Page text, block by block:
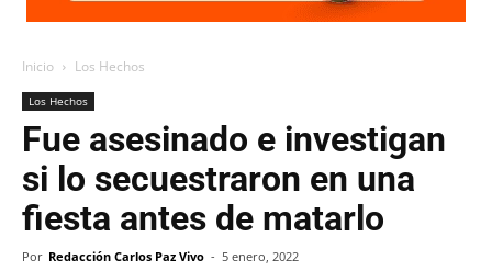
Inicio Los Hechos
Los Hechos
Fue asesinado e investigan
si lo secuestraron en una
fiesta antes de matarlo
Por Redacción Carlos Paz Vivo - 5 enero, 2022